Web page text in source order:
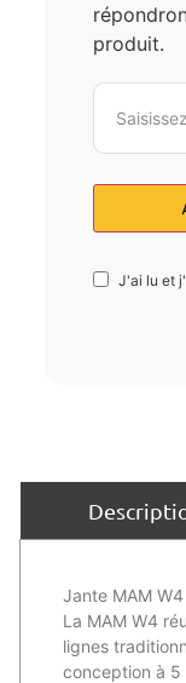
produit.
J'ai lu et
Jante MAM
La MAM W4
lignes
conception à 5